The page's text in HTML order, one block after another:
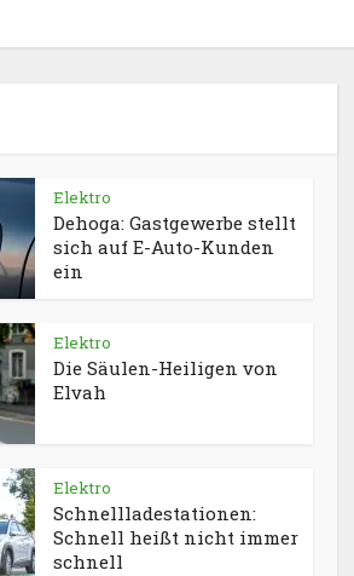
Elektro
Dehoga: Gastgewerbe stellt
sich auf E-Auto-Kunden
ein
Elektro
Die Säulen-Heiligen von
Elvah
Elektro
Schnellladestationen:
Schnell heißt nicht immer
schnell